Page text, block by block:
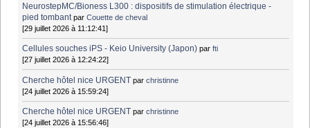
NeurostepMC/Bioness L300 : dispositifs de stimulation électrique -
pied tombant parCouette de cheval
[29 juillet 2026 à 11:12:41]
Cellules souches iPS - Keio University (Japon) parfti
[27 juillet 2026 à 12:24:22]
Cherche hôtel nice URGENT parchristinne
[24 juillet 2026 à 15:59:24]
Cherche hôtel nice URGENT parchristinne
[24 juillet 2026 à 15:56:46]